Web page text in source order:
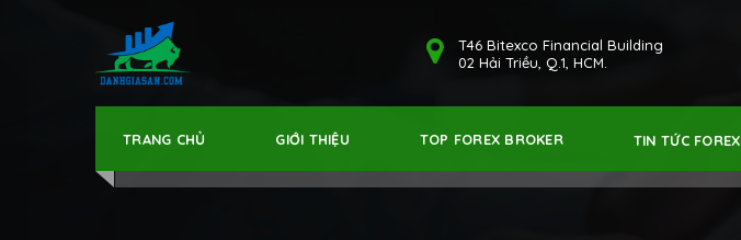
T46 Bitexco Financial Building
02 Hải Triều, Q.1, HCM.
TRANG CHỦ GIỚI THIỆU TOP FOREX BROKER TIN TỨC FOREX